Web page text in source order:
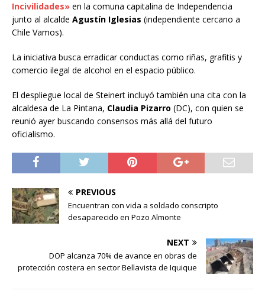
Incivilidades» en la comuna capitalina de Independencia
junto al alcalde Agustín Iglesias (independiente cercano a
Chile Vamos).
La iniciativa busca erradicar conductas como riñas, grafitis y
comercio ilegal de alcohol en el espacio público.
El despliegue local de Steinert incluyó también una cita con la
alcaldesa de La Pintana, Claudia Pizarro (DC), con quien se
reunió ayer buscando consensos más allá del futuro
oficialismo.
PREVIOUS
Encuentran con vida a soldado conscripto
desaparecido en Pozo Almonte
NEXT
DOP alcanza 70% de avance en obras de
protección costera en sector Bellavista de Iquique